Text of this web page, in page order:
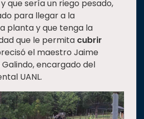
que sería un riego pesado,
para llegar a la
planta y que tenga la
que le permita cubrir
el maestro Jaime
encargado del
UANL.